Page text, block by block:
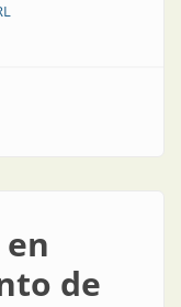
de Ingeniería Eléctrica
de